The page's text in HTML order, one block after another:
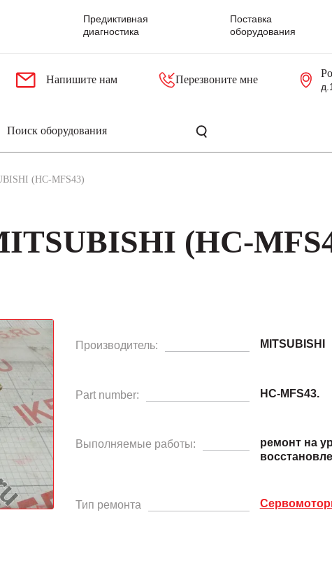
Предиктивная
диагностика
Поставка
оборудования
Напишите нам Перезвоните мне
(HC-MFS43)
(HC-
Производитель: MITSUBISHI
Part number: HC-MFS43.
Выполняемые работы:
ремонт на
Тип ремонта